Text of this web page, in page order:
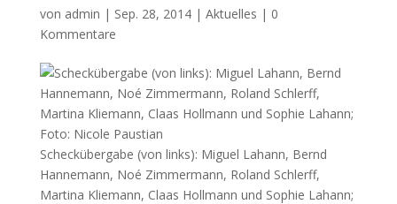
von admin | Sep. 28, 2014| Aktuelles | 0
Kommentare
Scheckübergabe (von links): Miguel Lahann, Bernd
Hannemann, Noé Zimmermann, Roland Schlerff,
Martina Kliemann, Claas Hollmann und Sophie Lahann;